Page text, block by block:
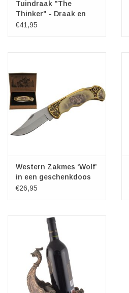
Tuindraak "The
Thinker" - Draak en
Paddenstoel 24cm
€41,95
Western Zakmes ‘Wolf’
in een geschenkdoos
€26,95